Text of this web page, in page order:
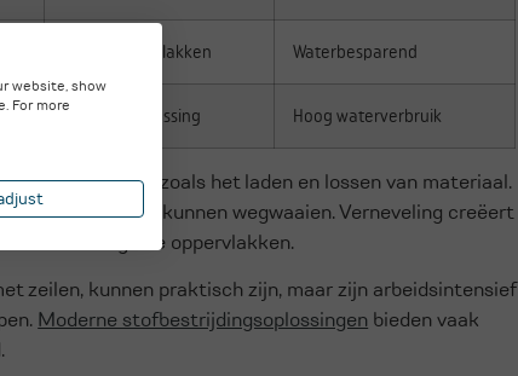
Grote oppervlakken Waterbesparend
Tijdelijke oplossing Hoog waterverbruik
processen, zoals het laden en lossen van materiaal.
voordat ze kunnen wegwaaien. Verneveling creëert
voor grote oppervlakken.
zeilen, kunnen praktisch zijn, maar zijn arbeidsintensief
Moderne stofbestrijdingsoplossingen bieden vaak
website, show
For more